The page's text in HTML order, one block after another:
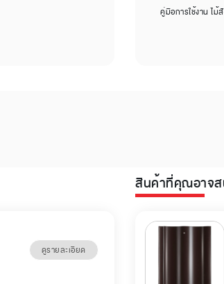
คู่มือการใช้งาน ไม้
ดูรายละเอียด
สินค้าที่คุณอาจส